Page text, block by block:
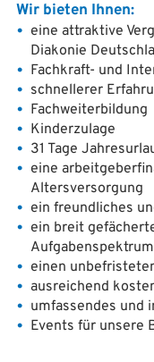
Wir bieten Ihnen:
eine attraktive
Diakonie
Fachkraft- und
schnellerer
Fachweiterbildung
Kinderzulage
31 Tage
eine
Altersversorgung
ein freundliches
ein breit
Aufgabenspektrum
einen
ausreichend
umfassendes und
Events für unsere